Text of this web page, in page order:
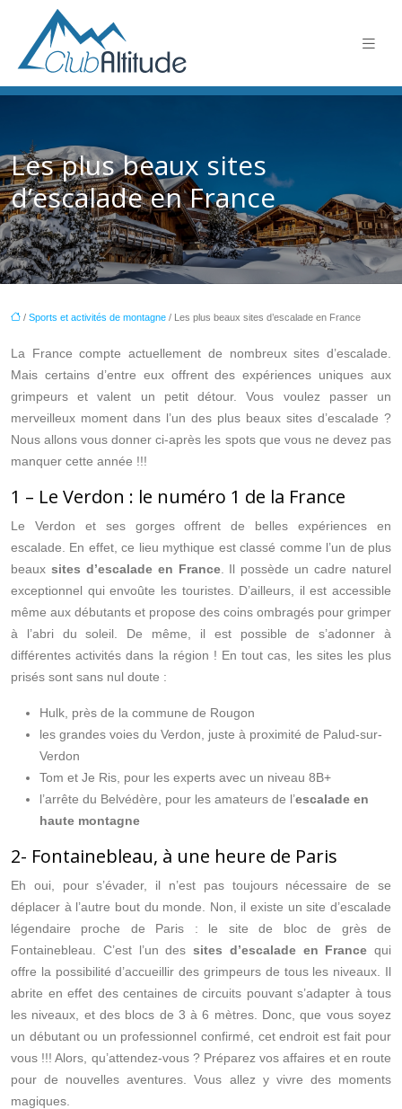
Les plus beaux sites
d’escalade en France
/ Sports et activités de montagne / Les plus beaux sites d’escalade en France
La France compte actuellement de nombreux sites d’escalade.
Mais certains d’entre eux offrent des expériences uniques aux
grimpeurs et valent un petit détour. Vous voulez passer un
merveilleux moment dans l’un des plus beaux sites d’escalade ?
Nous allons vous donner ci-après les spots que vous ne devez pas
manquer cette année !!!
1 – Le Verdon : le numéro 1 de la France
Le Verdon et ses gorges offrent de belles expériences en
escalade. En effet, ce lieu mythique est classé comme l’un de plus
beaux sites d’escalade en France. Il possède un cadre naturel
exceptionnel qui envoûte les touristes. D’ailleurs, il est accessible
même aux débutants et propose des coins ombragés pour grimper
à l’abri du soleil. De même, il est possible de s’adonner à
différentes activités dans la région ! En tout cas, les sites les plus
prisés sont sans nul doute :
Hulk, près de la commune de Rougon
les grandes voies du Verdon, juste à proximité de Palud-sur-
Verdon
Tom et Je Ris, pour les experts avec un niveau 8B+
l’arrête du Belvédère, pour les amateurs de l’escalade en
haute montagne
2- Fontainebleau, à une heure de Paris
Eh oui, pour s’évader, il n’est pas toujours nécessaire de se
déplacer à l’autre bout du monde. Non, il existe un site d’escalade
légendaire proche de Paris : le site de bloc de grès de
Fontainebleau. C’est l’un des sites d’escalade en France qui
offre la possibilité d’accueillir des grimpeurs de tous les niveaux. Il
abrite en effet des centaines de circuits pouvant s’adapter à tous
les niveaux, et des blocs de 3 à 6 mètres. Donc, que vous soyez
un débutant ou un professionnel confirmé, cet endroit est fait pour
vous !!! Alors, qu’attendez-vous ? Préparez vos affaires et en route
pour de nouvelles aventures. Vous allez y vivre des moments
magiques.